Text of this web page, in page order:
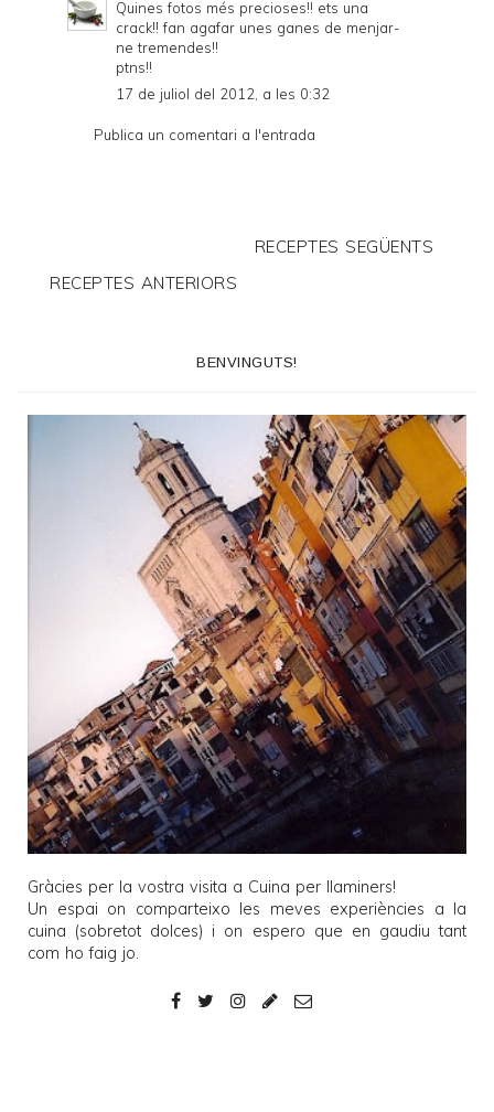
Quines fotos més precioses!! ets una
crack!! fan agafar unes ganes de menjar-
ne tremendes!!
ptns!!
17 de juliol del 2012, a les 0:32
Publica un comentari a l'entrada
RECEPTES SEGÜENTS
RECEPTES ANTERIORS
BENVINGUTS!
Gràcies per la vostra visita a Cuina per llaminers!
Un espai on comparteixo les meves experiències a la
cuina (sobretot dolces) i on espero que en gaudiu tant
com ho faig jo.